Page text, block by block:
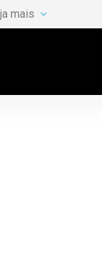
mais